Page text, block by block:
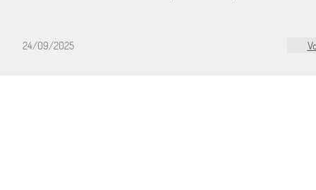
24/09/2025